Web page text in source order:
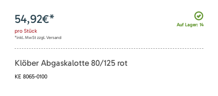
Auf Lager: 14
54,92€*
pro Stück
*inkl. MwSt zzgl. Versand
Klöber Abgaskalotte 80/125 rot
KE 8065-0100